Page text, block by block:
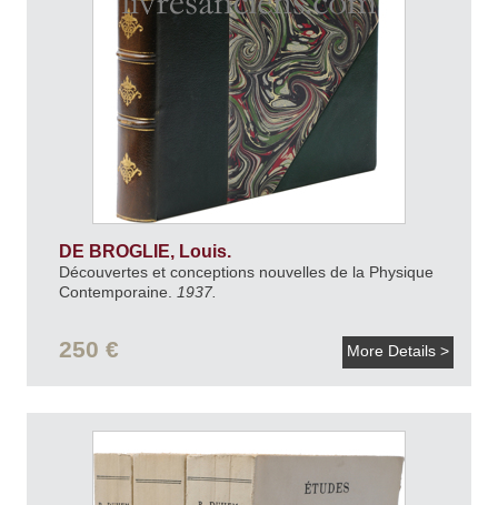
DE BROGLIE, Louis.
Découvertes et conceptions nouvelles de la Physique
Contemporaine.
1937.
250 € More Details >